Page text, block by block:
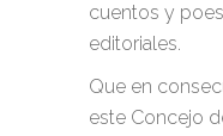
cuentos y
editoriales.
Que en
este Concejo